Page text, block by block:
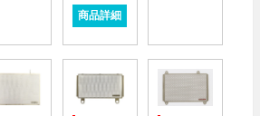
商品詳細